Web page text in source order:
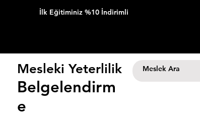
İlk Eğitiminiz %10 İndirimli
Mesleki Yeterlilik
Belgelendirm
e